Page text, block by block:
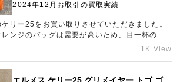
2024年12月お取引の買取実績
リー25をお買い取りさせていただきました。
ンジのバッグは需要が高いため、目一杯の金
だきました。お持ちのブランドバッグの査定額
1K View